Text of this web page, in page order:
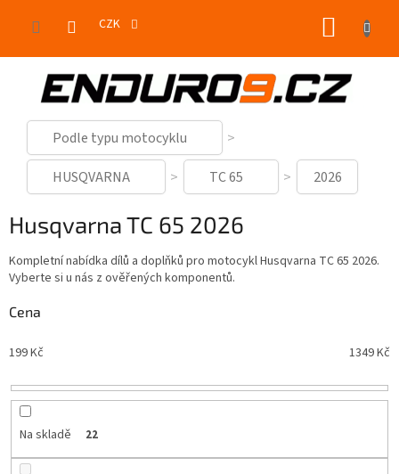
CZK
Podle typu motocyklu
HUSQVARNA
TC 65 2026
Husqvarna TC 65 2026
Kompletní nabídka dílů a doplňků pro motocykl Husqvarna TC 65 2026.
Vyberte si u nás z ověřených komponentů.
Cena
199Kč 1349Kč
Na skladě 22